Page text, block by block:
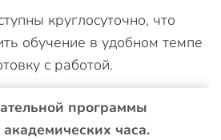
круглосуточно, что
обучение в удобном темпе
с работой.
программы
академических часа.